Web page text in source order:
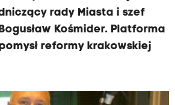
rady Miasta i szef
Kośmider. Platforma
reformy krakowskiej